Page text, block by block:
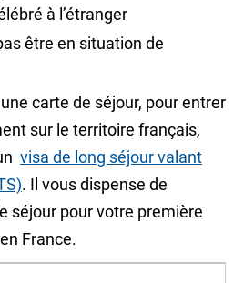
à l’étranger
être en situation de
carte de séjour, pour entrer
sur le territoire français,
visa de long séjour valant
. Il vous dispense de
séjour pour votre première
France.